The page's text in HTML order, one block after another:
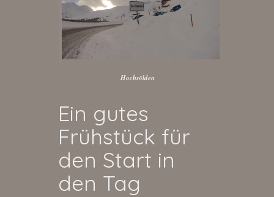
Hochsölden
Ein gutes
Frühstück für
den Start in
den Tag